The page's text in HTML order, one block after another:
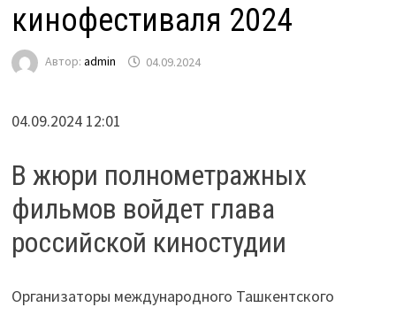
кинофестиваля 2024
Автор: admin 04.09.2024
04.09.2024 12:01
В жюри полнометражных
фильмов войдет глава
российской киностудии
Организаторы международного Ташкентского